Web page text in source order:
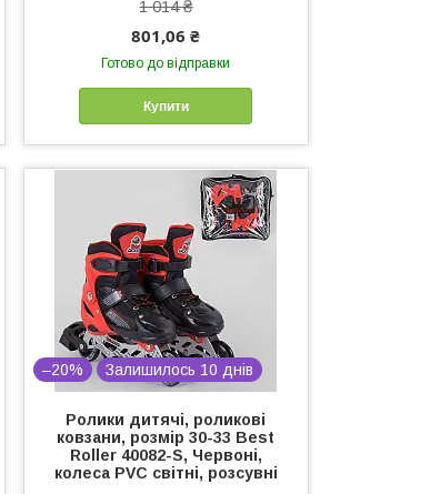
1 014 ₴
801,06 ₴
Готово до відправки
Купити
–20% Залишилось 10 днів
Ролики дитячі, роликові
ковзани, розмір 30-33 Best
Roller 40082-S, Червоні,
колеса PVC світні, розсувні